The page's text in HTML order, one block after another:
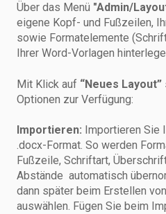
Über das Menü "Admin/
eigene Kopf- und Fußzeilen,
sowie Formatelemente
Ihrer Word-Vorlagen
Mit Klick auf “Neues Layout”
Optionen zur Verfügung:
Importieren: Importieren Sie
.docx-Format. So werden
Fußzeile, Schriftart,
Abstände automatisch
dann später beim Erstellen
auswählen. Fügen Sie beim